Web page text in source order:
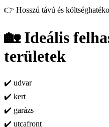
👉 Hosszú távú és
🏡 Ideális
területek
✔️ udvar
✔️ kert
✔️ garázs
✔️ utcafront